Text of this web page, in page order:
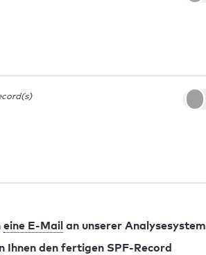
eine E-Mail an unserer Analysesystem
Ihnen den fertigen SPF-Record